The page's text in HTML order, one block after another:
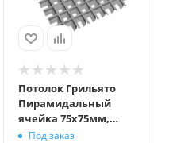
Потолок Грильято
Пирамидальный
ячейка 75х75мм,
металлик, высота
Под заказ